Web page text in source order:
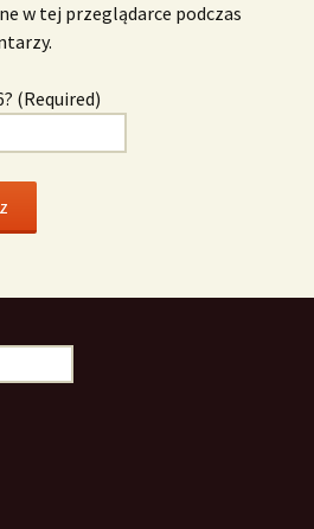
w tej przeglądarce podczas
(Required)